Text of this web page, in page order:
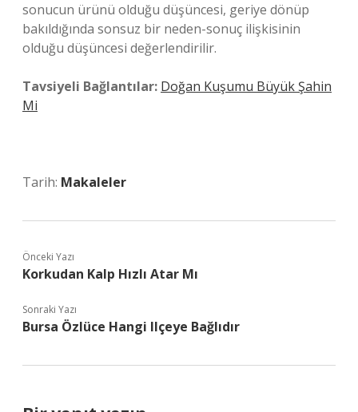
sonucun ürünü olduğu düşüncesi, geriye dönüp
bakıldığında sonsuz bir neden-sonuç ilişkisinin
olduğu düşüncesi değerlendirilir.
Tavsiyeli Bağlantılar: Doğan Kuşumu Büyük Şahin
Mi
Tarih: Makaleler
Önceki Yazı
Korkudan Kalp Hızlı Atar Mı
Sonraki Yazı
Bursa Özlüce Hangi Ilçeye Bağlıdır